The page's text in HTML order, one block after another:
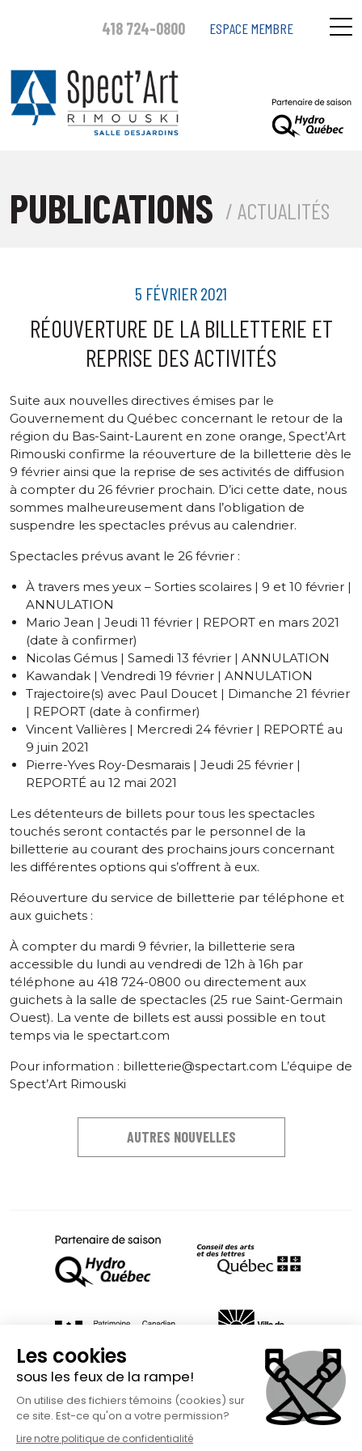
418 724-0800 ESPACE MEMBRE
PUBLICATIONS / ACTUALITÉS
5 FÉVRIER 2021
RÉOUVERTURE DE LA BILLETTERIE ET
REPRISE DES ACTIVITÉS
Suite aux nouvelles directives émises par le
Gouvernement du Québec concernant le retour de la
région du Bas-Saint-Laurent en zone orange, Spect’Art
Rimouski confirme la réouverture de la billetterie dès le
9 février ainsi que la reprise de ses activités de diffusion
à compter du 26 février prochain. D’ici cette date, nous
sommes malheureusement dans l’obligation de
suspendre les spectacles prévus au calendrier.
Spectacles prévus avant le 26 février :
À travers mes yeux – Sorties scolaires | 9 et 10 février |
ANNULATION
Mario Jean | Jeudi 11 février | REPORT en mars 2021
(date à confirmer)
Nicolas Gémus | Samedi 13 février | ANNULATION
Kawandak | Vendredi 19 février | ANNULATION
Trajectoire(s) avec Paul Doucet | Dimanche 21 février
| REPORT (date à confirmer)
Vincent Vallières | Mercredi 24 février | REPORTÉ au
9 juin 2021
Pierre-Yves Roy-Desmarais | Jeudi 25 février |
REPORTÉ au 12 mai 2021
Les détenteurs de billets pour tous les spectacles
touchés seront contactés par le personnel de la
billetterie au courant des prochains jours concernant
les différentes options qui s’offrent à eux.
Réouverture du service de billetterie par téléphone et
aux guichets :
À compter du mardi 9 février, la billetterie sera
accessible du lundi au vendredi de 12h à 16h par
téléphone au 418 724-0800 ou directement aux
guichets à la salle de spectacles (25 rue Saint-Germain
Ouest). La vente de billets est aussi possible en tout
temps via le spectart.com
Pour information : billetterie@spectart.com L’équipe de
Spect’Art Rimouski
AUTRES NOUVELLES